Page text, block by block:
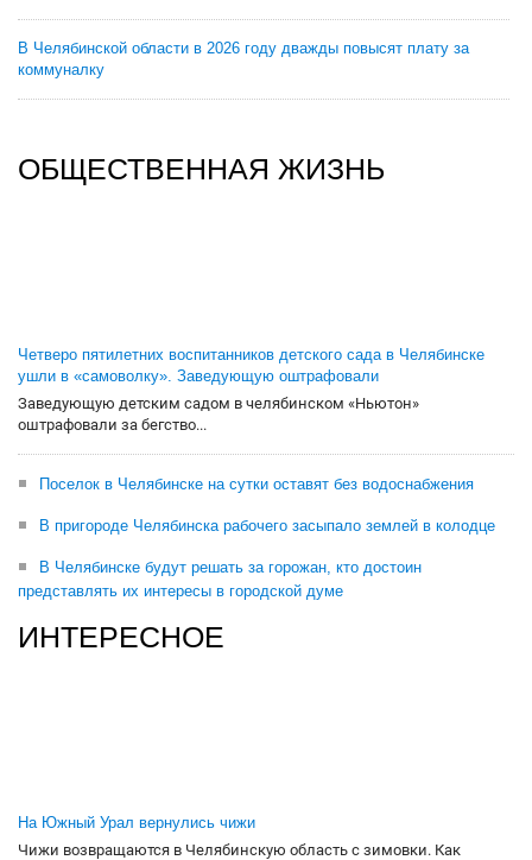
В Челябинской области в 2026 году дважды повысят плату за
коммуналку
ОБЩЕСТВЕННАЯ ЖИЗНЬ
Четверо пятилетних воспитанников детского сада в Челябинске
ушли в «самоволку». Заведующую оштрафовали
Заведующую детским садом в челябинском «Ньютон»
оштрафовали за бегство...
Поселок в Челябинске на сутки оставят без водоснабжения
В пригороде Челябинска рабочего засыпало землей в колодце
В Челябинске будут решать за горожан, кто достоин
представлять их интересы в городской думе
ИНТЕРЕСНОЕ
На Южный Урал вернулись чижи
Чижи возвращаются в Челябинскую область с зимовки. Как